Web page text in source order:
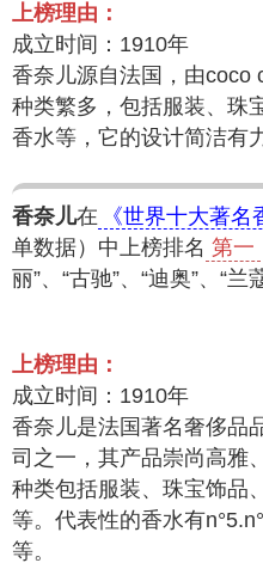
上榜理由：
成立时间：1910年
香奈儿源自法国，由coco
种类繁多，包括服装、珠
香水等，它的设计简洁有
香奈儿在 《世界十大著名
单数据）中上榜排名 第一
丽”、“古驰”、“迪奥”、“兰蔻
上榜理由：
成立时间：1910年
香奈儿是法国著名奢侈品
司之一，其产品崇尚高雅
种类包括服装、珠宝饰品
等。代表性的香水有
等。